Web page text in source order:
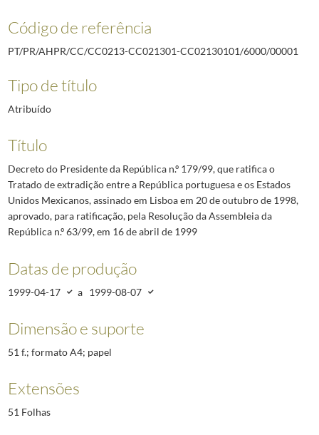
Código de referência
PT/PR/AHPR/CC/CC0213-CC021301-CC02130101/6000/00001
Tipo de título
Atribuído
Título
Decreto do Presidente da República n.º 179/99, que ratifica o
Tratado de extradição entre a República portuguesa e os Estados
Unidos Mexicanos, assinado em Lisboa em 20 de outubro de 1998,
aprovado, para ratificação, pela Resolução da Assembleia da
República n.º 63/99, em 16 de abril de 1999
Datas de produção
1999-04-17 a 1999-08-07
Dimensão e suporte
51 f.; formato A4; papel
Extensões
51 Folhas